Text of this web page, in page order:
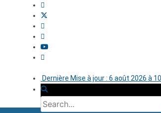
Dernière Mise à jour : 6 août 2026 à